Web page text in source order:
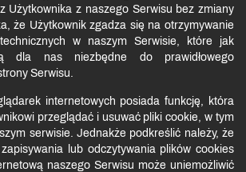
Użytkownika z naszego Serwisu bez zmiany
że Użytkownik zgadza się na otrzymywanie
w naszym Serwisie, które jak
dla nas niezbędne do prawidłowego
Serwisu.
internetowych posiada funkcję, która
przeglądać i usuwać pliki cookie, w tym
serwisie. Jednakże podkreślić należy, że
lub odczytywania plików cookies
naszego Serwisu może uniemożliwić